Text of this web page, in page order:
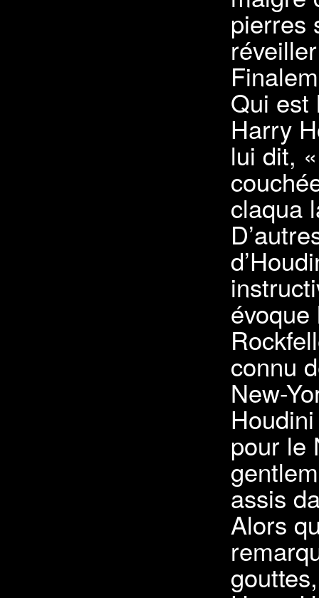
pierres
Qui est
Harry
lui dit,
claqua
évoque
connu
New-
pour le
assis
Alors